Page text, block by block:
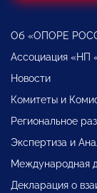
Об «ОПОРЕ
Ассоциация «НП
Новости
Комитеты и
Региональное
Экспертиза и
Международная
Декларация о